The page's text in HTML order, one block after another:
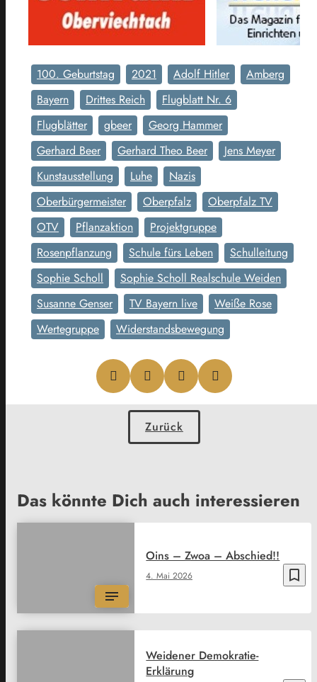
100. Geburtstag 2021 Adolf Hitler
Amberg
Bayern
Drittes Reich
Flugblatt Nr. 6
Flugblätter
gbeer
Georg Hammer
Gerhard Beer
Gerhard Theo Beer
Jens Meyer
Kunstausstellung
Luhe
Nazis
Oberbürgermeister
Oberpfalz
Oberpfalz TV
OTV
Pflanzaktion
Projektgruppe
Rosenpflanzung
Schule fürs Leben
Schulleitung
Sophie Scholl
Sophie Scholl Realschule Weiden
Susanne Genser
TV Bayern live
Weiße Rose
Wertegruppe
Widerstandsbewegung
Zurück
Das könnte Dich auch interessieren
bookmark_border
4. Mai 2026
Oins – Zwoa – Abschied!!
Weidener Demokratie-
Erklärung